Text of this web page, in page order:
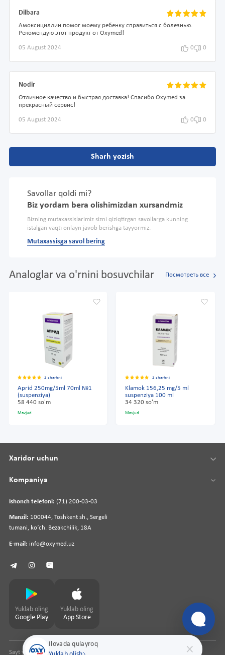
Dilbara
Амоксициллин помог моему ребенку справиться с болезнью.
Рекомендую этот продукт от Oxymed!
05 August 2024 0 0
Nodir
Отличное качество и быстрая доставка! Спасибо Oxymed за
прекрасный сервис!
05 August 2024 0 0
Sharh yozish
Savollar qoldi mi?
Biz yordam bera olishimizdan xursandmiz
Bizning mutaxassislarimiz sizni qiziqtirgan savollarga kunning
istalgan vaqti onlayn javob berishga tayyormiz.
Mutaxassisga savol bering
Analoglar va o'rnini bosuvchilar Посмотреть все
2 sharhni
Aprid 250mg/5ml 70ml №1
(suspenziya)
58 440 so'm
Mavjud
2 sharhni
Klamok 156,25 mg/5 ml
suspenziya 100 ml
34 320 so'm
Mavjud
Ilovada qulayroq
Ishonch telefoni: (71) 200-03-03
Manzil: 100044, Toshkent sh., Sergeli
tumani, koʻch. Bezakchilik, 18A
E-mail: info@oxymed.uz
Xaridor uchun
Kompaniya
Yuklab oling
Google Play
Yuklab oling
App Store
Sayt yaratuvchipharmit.uz